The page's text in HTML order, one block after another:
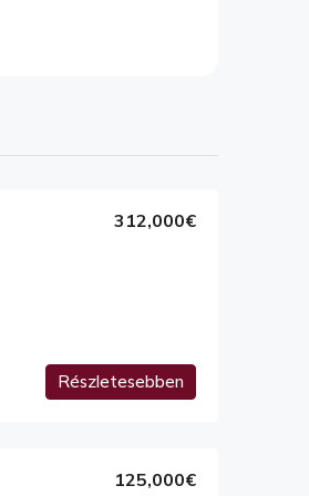
312,000€
Részletesebben
125,000€